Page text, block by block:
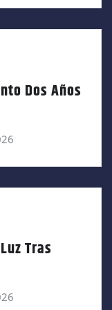
Dos Años
Tras